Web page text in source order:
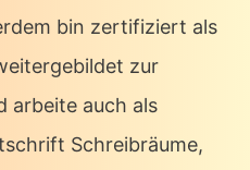
bin zertifiziert als
zur
arbeite auch als
Schreibräume,